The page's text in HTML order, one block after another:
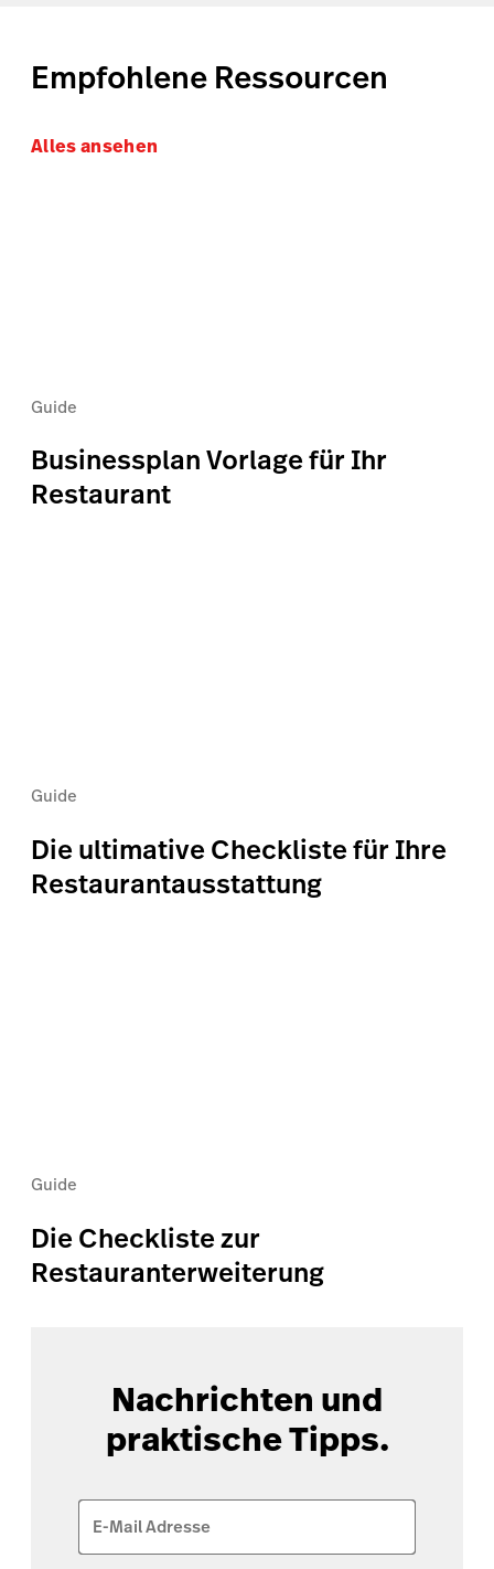
Empfohlene Ressourcen
Alles ansehen
Guide
Businessplan Vorlage für Ihr
Restaurant
Guide
Die ultimative Checkliste für Ihre
Restaurantausstattung
Guide
Die Checkliste zur
Restauranterweiterung
Nachrichten und
praktische Tipps.
E-Mail Adresse